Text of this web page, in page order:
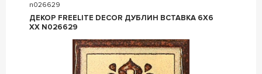
n026629
ДЕКОР FREELITE DECOR ДУБЛИН ВСТАВКА 6X6
XX N026629